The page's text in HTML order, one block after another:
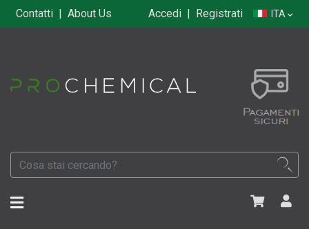
Contatti | About Us ITA
Accedi | Registrati